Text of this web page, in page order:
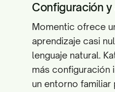
Configuración
Momentic ofrece
aprendizaje casi
lenguaje natural.
más configuración
un entorno familiar